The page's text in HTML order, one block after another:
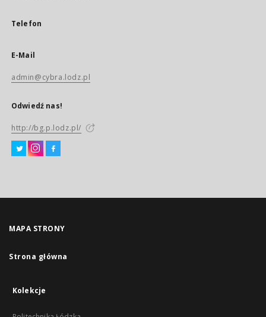
Telefon
E-Mail
admin@cybra.lodz.pl
Odwiedź nas!
http://bg.p.lodz.pl/
MAPA STRONY
Strona główna
Kolekcje